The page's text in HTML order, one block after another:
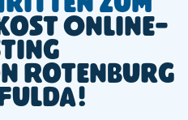
Online-
Rotenburg